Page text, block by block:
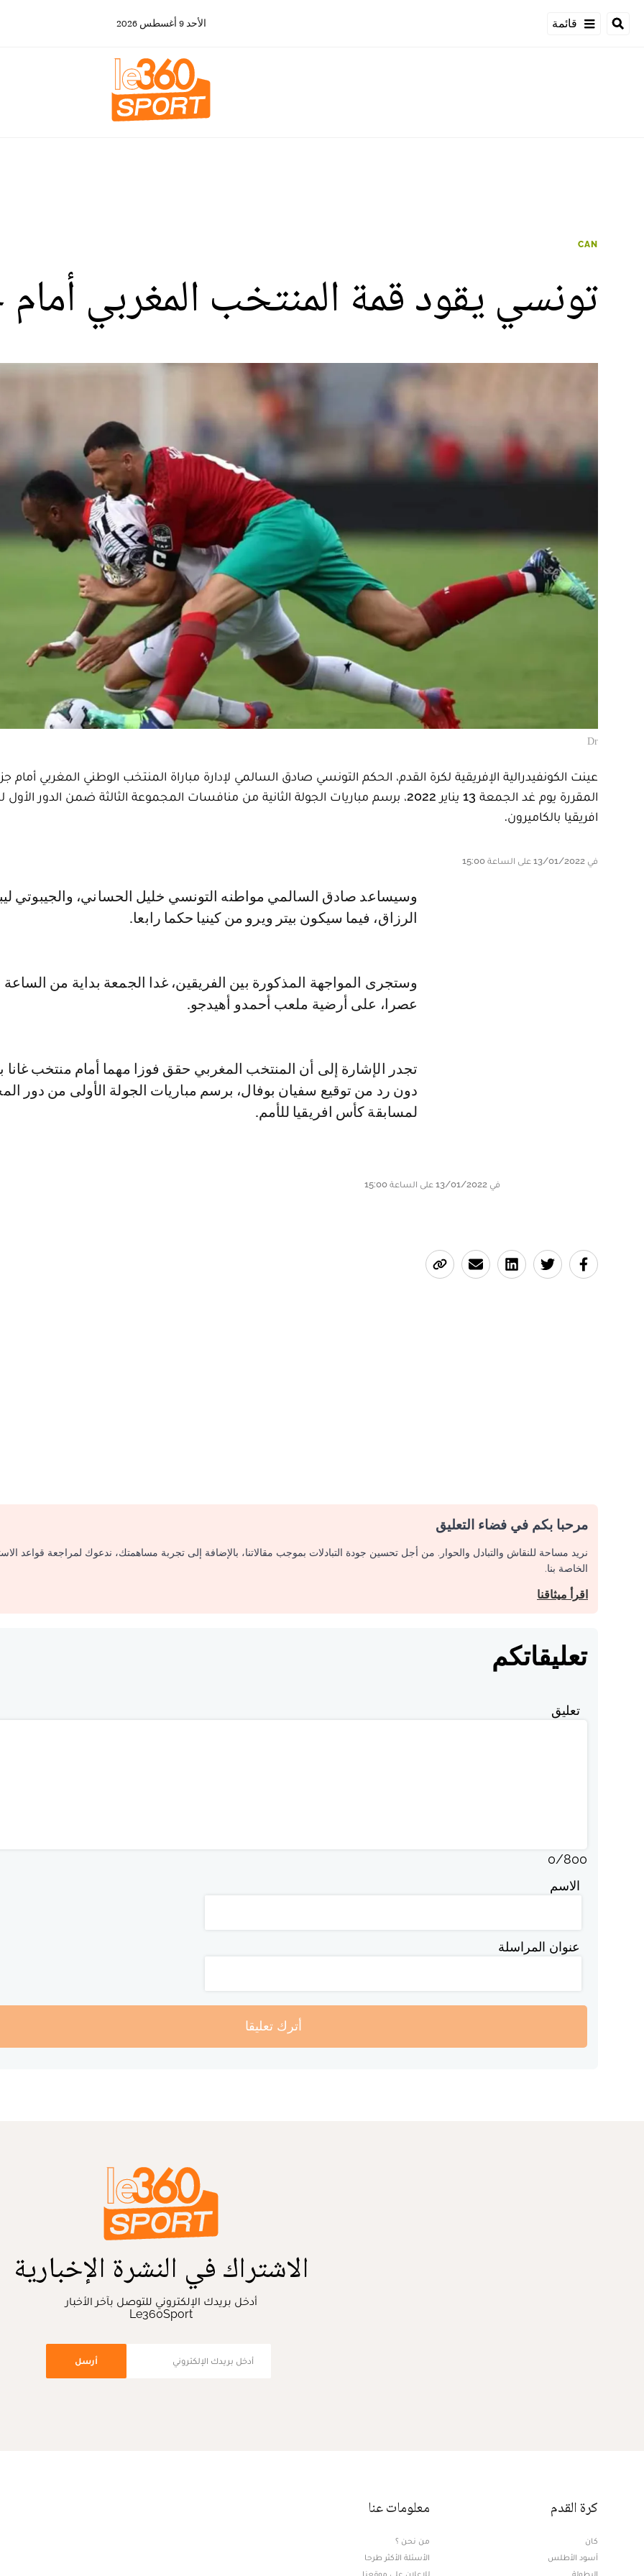
قائمة الأحد 9 أغسطس 2026
CAN
تونسي يقود قمة المنتخب المغربي أمام
Dr
عينت الكونفيدرالية الإفريقية لكرة القدم، الحكم التونسي صادق السالمي لإدارة مباراة المنتخب الوطني المغربي أمام
المقررة يوم غد الجمعة 13 يناير 2022، برسم مباريات الجولة الثانية من منافسات المجموعة الثالثة ضمن الدور
افريقيا بالكاميرون.
في 13/01/2022 على الساعة 15:00
وسيساعد صادق السالمي مواطنه التونسي خليل الحساني، والجيبوتي ليبان عبد
الرزاق، فيما سيكون بيتر ويرو من كينيا حكما رابعا.
وستجرى المواجهة المذكورة بين الفريقين، غدا الجمعة بداية من
عصرا، على أرضية ملعب أحمدو أهيدجو.
تجدر الإشارة إلى أن المنتخب المغربي حقق فوزا مهما أمام منتخب
دون رد من توقيع سفيان بوفال، برسم مباريات الجولة الأولى من دور
لمسابقة كأس افريقيا للأمم.
في 13/01/2022 على الساعة 15:00
مرحبا بكم في فضاء التعليق
نريد مساحة للنقاش والتبادل والحوار. من أجل تحسين جودة التبادلات بموجب مقالاتنا، بالإضافة إلى تجربة مساهمتك، ندعوك لمراجعة قواعد
الخاصة بنا.
اقرأ ميثاقنا
تعليقاتكم
تعليق
0/800
الاسم
عنوان المراسلة
أترك تعليقا
الاشتراك في النشرة الإخبارية
أدخل بريدك الإلكتروني للتوصل بآخر الأخبار
Le360Sport
أرسل
كرة القدم
كان
أسود الأطلس
البطولة
معلومات عنا
من نحن ؟
الأسئلة الأكثر طرحا
للإعلان على موقعنا